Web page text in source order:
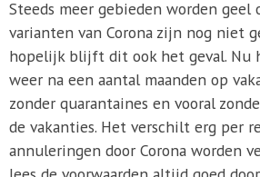
Steeds meer gebieden worden geel
varianten van Corona zijn nog niet
hopelijk blijft dit ook het geval. Nu
weer na een aantal maanden op
zonder quarantaines en vooral
de vakanties. Het verschilt erg per
annuleringen door Corona worden